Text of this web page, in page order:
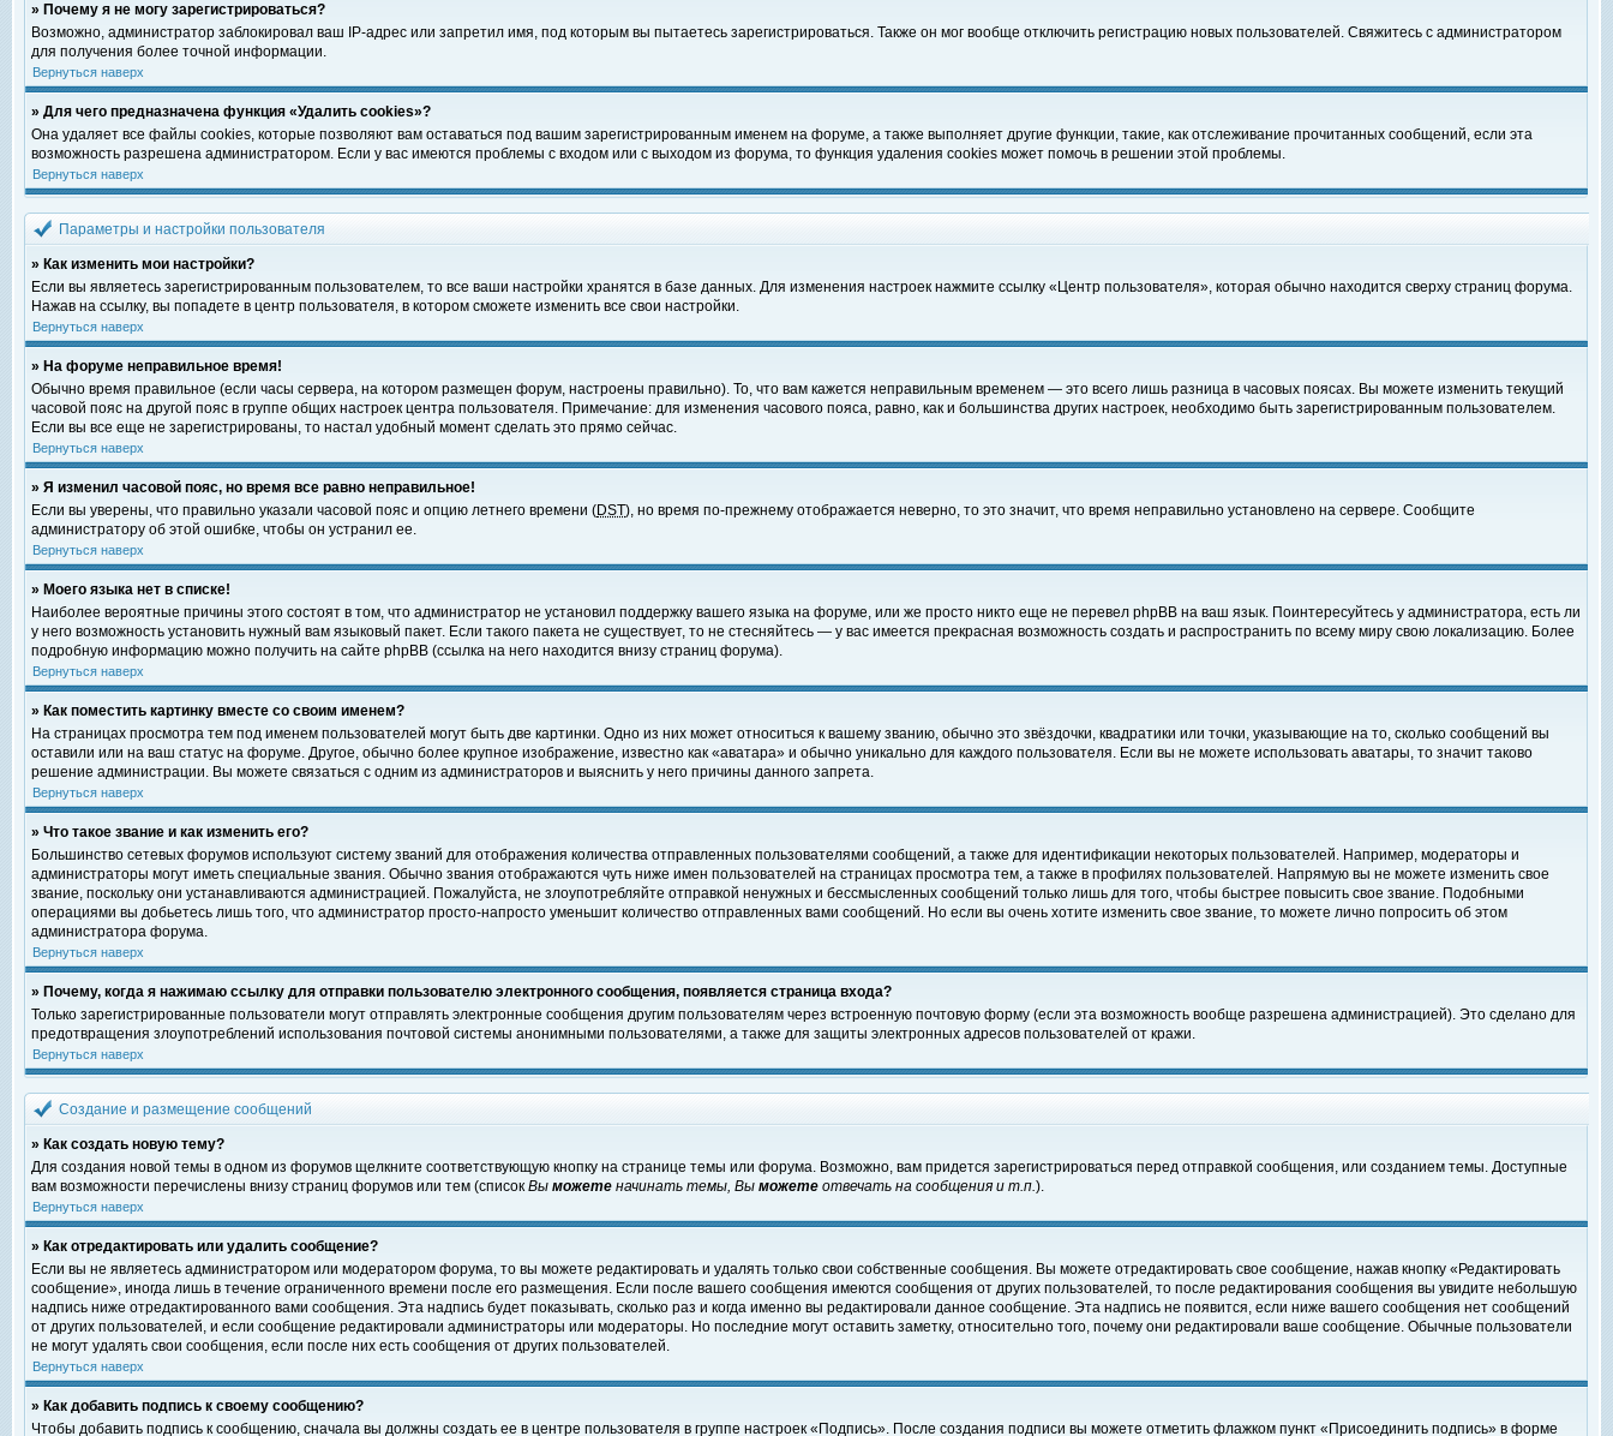
» Почему я не могу зарегистрироваться?
Возможно, администратор заблокировал ваш IP-адрес или запретил имя, под которым вы пытаетесь зарегистрироваться. Также он мог вообще отключить регистрацию новых пользователей. Свяжитесь с администратором
для получения более точной информации.
Вернуться наверх
» Для чего предназначена функция «Удалить cookies»?
Она удаляет все файлы cookies, которые позволяют вам оставаться под вашим зарегистрированным именем на форуме, а также выполняет другие функции, такие, как отслеживание прочитанных сообщений, если эта
возможность разрешена администратором. Если у вас имеются проблемы с входом или с выходом из форума, то функция удаления cookies может помочь в решении этой проблемы.
Вернуться наверх
Параметры и настройки пользователя
» Как изменить мои настройки?
Если вы являетесь зарегистрированным пользователем, то все ваши настройки хранятся в базе данных. Для изменения настроек нажмите ссылку «Центр пользователя», которая обычно находится сверху страниц форума.
Нажав на ссылку, вы попадете в центр пользователя, в котором сможете изменить все свои настройки.
Вернуться наверх
» На форуме неправильное время!
Обычно время правильное (если часы сервера, на котором размещен форум, настроены правильно). То, что вам кажется неправильным временем — это всего лишь разница в часовых поясах. Вы можете изменить текущий
часовой пояс на другой пояс в группе общих настроек центра пользователя. Примечание: для изменения часового пояса, равно, как и большинства других настроек, необходимо быть зарегистрированным пользователем.
Если вы все еще не зарегистрированы, то настал удобный момент сделать это прямо сейчас.
Вернуться наверх
» Я изменил часовой пояс, но время все равно неправильное!
Если вы уверены, что правильно указали часовой пояс и опцию летнего времени (DST), но время по-прежнему отображается неверно, то это значит, что время неправильно установлено на сервере. Сообщите
администратору об этой ошибке, чтобы он устранил ее.
Вернуться наверх
» Моего языка нет в списке!
Наиболее вероятные причины этого состоят в том, что администратор не установил поддержку вашего языка на форуме, или же просто никто еще не перевел phpBB на ваш язык. Поинтересуйтесь у администратора, есть ли
у него возможность установить нужный вам языковый пакет. Если такого пакета не существует, то не стесняйтесь — у вас имеется прекрасная возможность создать и распространить по всему миру свою локализацию. Более
подробную информацию можно получить на сайте phpBB (ссылка на него находится внизу страниц форума).
Вернуться наверх
» Как поместить картинку вместе со своим именем?
На страницах просмотра тем под именем пользователей могут быть две картинки. Одно из них может относиться к вашему званию, обычно это звёздочки, квадратики или точки, указывающие на то, сколько сообщений вы
оставили или на ваш статус на форуме. Другое, обычно более крупное изображение, известно как «аватара» и обычно уникально для каждого пользователя. Если вы не можете использовать аватары, то значит таково
решение администрации. Вы можете связаться с одним из администраторов и выяснить у него причины данного запрета.
Вернуться наверх
» Что такое звание и как изменить его?
Большинство сетевых форумов используют систему званий для отображения количества отправленных пользователями сообщений, а также для идентификации некоторых пользователей. Например, модераторы и
администраторы могут иметь специальные звания. Обычно звания отображаются чуть ниже имен пользователей на страницах просмотра тем, а также в профилях пользователей. Напрямую вы не можете изменить свое
звание, поскольку они устанавливаются администрацией. Пожалуйста, не злоупотребляйте отправкой ненужных и бессмысленных сообщений только лишь для того, чтобы быстрее повысить свое звание. Подобными
операциями вы добьетесь лишь того, что администратор просто-напросто уменьшит количество отправленных вами сообщений. Но если вы очень хотите изменить свое звание, то можете лично попросить об этом
администратора форума.
Вернуться наверх
» Почему, когда я нажимаю ссылку для отправки пользователю электронного сообщения, появляется страница входа?
Только зарегистрированные пользователи могут отправлять электронные сообщения другим пользователям через встроенную почтовую форму (если эта возможность вообще разрешена администрацией). Это сделано для
предотвращения злоупотреблений использования почтовой системы анонимными пользователями, а также для защиты электронных адресов пользователей от кражи.
Вернуться наверх
Создание и размещение сообщений
» Как создать новую тему?
Для создания новой темы в одном из форумов щелкните соответствующую кнопку на странице темы или форума. Возможно, вам придется зарегистрироваться перед отправкой сообщения, или созданием темы. Доступные
вам возможности перечислены внизу страниц форумов или тем (список Вы можете начинать темы, Вы можете отвечать на сообщения и т.п.).
Вернуться наверх
» Как отредактировать или удалить сообщение?
Если вы не являетесь администратором или модератором форума, то вы можете редактировать и удалять только свои собственные сообщения. Вы можете отредактировать свое сообщение, нажав кнопку «Редактировать
сообщение», иногда лишь в течение ограниченного времени после его размещения. Если после вашего сообщения имеются сообщения от других пользователей, то после редактирования сообщения вы увидите небольшую
надпись ниже отредактированного вами сообщения. Эта надпись будет показывать, сколько раз и когда именно вы редактировали данное сообщение. Эта надпись не появится, если ниже вашего сообщения нет сообщений
от других пользователей, и если сообщение редактировали администраторы или модераторы. Но последние могут оставить заметку, относительно того, почему они редактировали ваше сообщение. Обычные пользователи
не могут удалять свои сообщения, если после них есть сообщения от других пользователей.
Вернуться наверх
» Как добавить подпись к своему сообщению?
Чтобы добавить подпись к сообщению, сначала вы должны создать ее в центре пользователя в группе настроек «Подпись». После создания подписи вы можете отметить флажком пункт «Присоединить подпись» в форме